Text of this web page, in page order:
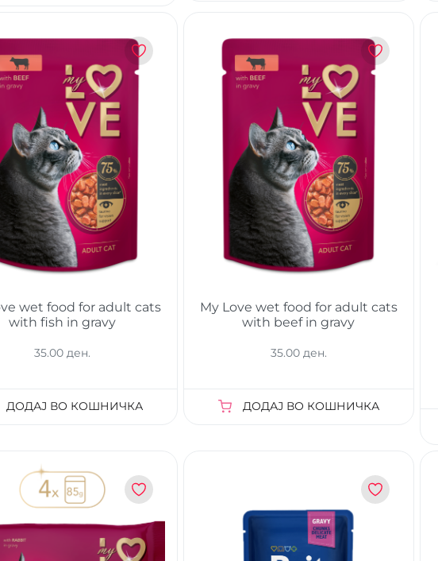
wet food for adult cats
with fish in gravy
35.00 ден.
ДОДАЈ ВО КОШНИЧКА
My Love wet food for adult cats
with beef in gravy
35.00 ден.
ДОДАЈ ВО КОШНИЧКА